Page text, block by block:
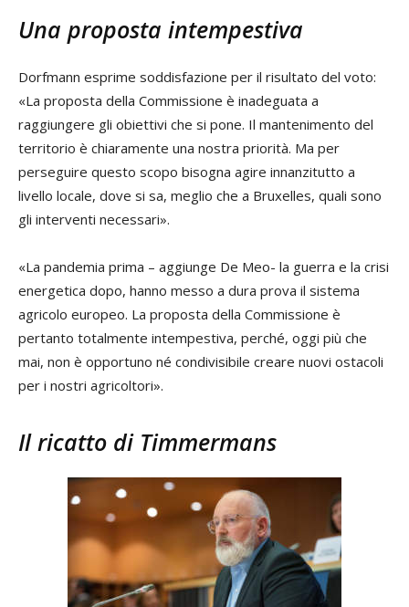
Una proposta intempestiva
Dorfmann esprime soddisfazione per il risultato del voto:
«La proposta della Commissione è inadeguata a
raggiungere gli obiettivi che si pone. Il mantenimento del
territorio è chiaramente una nostra priorità. Ma per
perseguire questo scopo bisogna agire innanzitutto a
livello locale, dove si sa, meglio che a Bruxelles, quali sono
gli interventi necessari».
«La pandemia prima – aggiunge De Meo- la guerra e la crisi
energetica dopo, hanno messo a dura prova il sistema
agricolo europeo. La proposta della Commissione è
pertanto totalmente intempestiva, perché, oggi più che
mai, non è opportuno né condivisibile creare nuovi ostacoli
per i nostri agricoltori».
Il ricatto di Timmermans